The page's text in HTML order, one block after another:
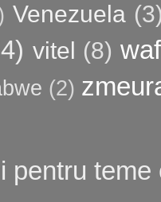
Venezuela
vitel (8)
(2)
pentru